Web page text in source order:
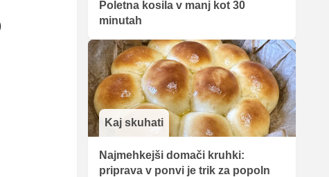
Poletna kosila v manj kot 30
minutah
Kaj skuhati
Najmehkejši domači kruhki:
priprava v ponvi je trik za popoln